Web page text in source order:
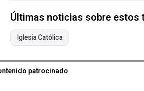
Últimas noticias sobre estos
Iglesia Católica
patrocinado